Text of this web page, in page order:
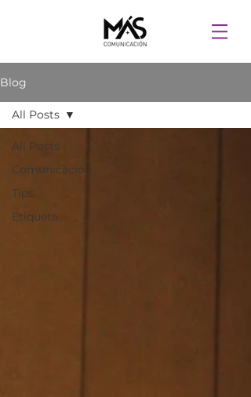
Blog
All Posts
Comunicación
Tips
Etiqueta
All Posts